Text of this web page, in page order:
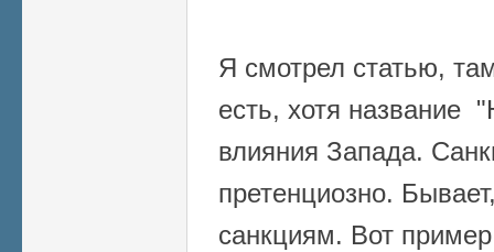
Я смотрел статью,
есть, хотя название
влияния Запада.
претенциозно.
санкциям. Вот